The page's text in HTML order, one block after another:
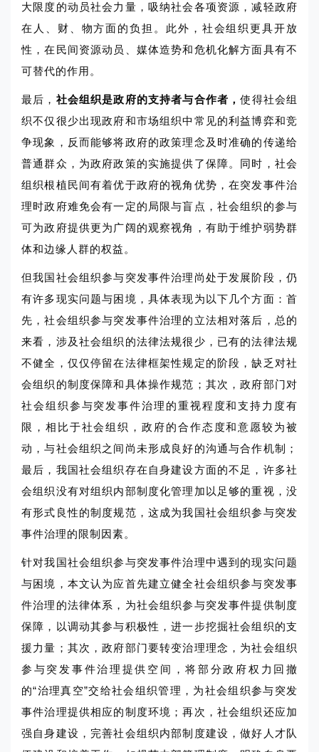
大限度的动员社会力量，吸纳社会各项资源，减轻政府
在人、财、物方面的负担。此外，社会组织更具开放
性，在民间资源动员、媒体造势和危机化解方面具有不
可替代的作用。
最后， 社会组织是政府的支持者与合作者，使得社会组
织不仅很少出现政府和市场组织中常见的利益博弈和竞
争现象，反而能够将政府的政策理念及时准确的传递给
普通群众，为政府政策的实施提供了保障。同时，社会
组织根植民间有着优于政府的视角优势，在突发事件治
理时政府难免会有一定的局限与盲点，社会组织的参与
可为政府提供更为广阔的观察视角，有助于维护弱势群
体和边缘人群的权益。
但我国社会组织参与突发事件治理尚处于发展阶段，仍
有许多现实问题与困境，具体表现为以下几个方面：首
先，社会组织参与突发事件治理的立法相对落后，总的
来看，涉及社会组织的法律法规很少，已有的法律法规
不健全，仅仅停留在法律框架性规定的阶段，缺乏对社
会组织的制度保障和具体操作规范；其次，政府部门对
社会组织参与突发事件治理的重视程度和支持力度有
限，相比于社会组织，政府的合作态度和意愿较为被
动，与社会组织之间尚未形成良好的沟通与合作机制；
最后，我国社会组织存在自身建设方面的不足，许多社
会组织没有对组织内部制度化管理加以足够的重视，没
有形式良性的制度规范，这成为我国社会组织参与突发
事件治理的限制因素。
针对我国社会组织参与突发事件治理中遇到的现实问题
与困境，本文认为应首先建立健全社会组织参与突发事
件治理的法律体系，为社会组织参与突发事件提供制度
保障，以调动其参与积极性，进一步挖掘社会组织的支
援力量；其次，政府部门要转变治理理念，为社会组织
参与突发事件治理提供空间，将部分政府权力回撤
的“治理真空”交给社会组织管理，为社会组织参与突发
事件治理提供相应的制度环境；再次，社会组织还应加
强自身建设，完善社会组织内部制度建设，做好人才队